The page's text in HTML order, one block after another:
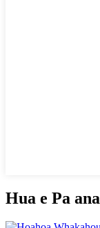
Hua e Pa ana